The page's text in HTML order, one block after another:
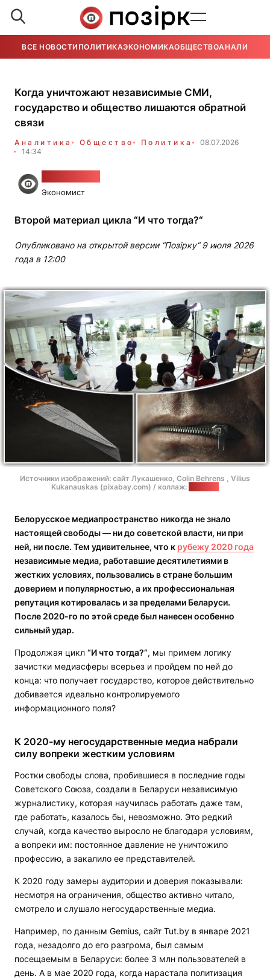
ВСЕ НОВОСТИ ПОЛИТИКАЭКОНОМИКАОБЩЕСТВОАНАЛИТИКА
Когда уничтожают независимые СМИ,
государство и общество лишаются обратной
связи
Аналитика Общество Политика
08.07.2026
14:34
Экономист
Второй материал цикла “И что тогда?“
Опубликовано на открытой версии “Позірку“ 9 июля 2026
года в 12:00
Источники изображений: сайт Лукашенко, Colin Behrens , Vilius
Kukanauskas (pixabay.com) / коллаж:
Белорусское медиапространство никогда не знало
настоящей свободы — ни до советской власти, ни при
ней, ни после. Тем удивительнее, что к рубежу 2020 года
независимые медиа, работавшие десятилетиями в
жестких условиях, пользовались в стране большим
доверием и популярностью, а их профессиональная
репутация котировалась и за пределами Беларуси.
После 2020-го по этой среде был нанесен особенно
сильный удар.
Продолжая цикл “И что тогда?“, мы примем логику
зачистки медиасферы всерьез и пройдем по ней до
конца: что получает государство, которое действительно
добивается идеально контролируемого
информационного поля?
К 2020-му негосударственные медиа набрали
силу вопреки жестким условиям
Ростки свободы слова, пробившиеся в последние годы
Советского Союза, создали в Беларуси независимую
журналистику, которая научилась работать даже там,
где работать, казалось бы, невозможно. Это редкий
случай, когда качество выросло не благодаря условиям,
а вопреки им: постоянное давление не уничтожило
профессию, а закалило ее представителей.
К 2020 году замеры аудитории и доверия показывали:
несмотря на ограничения, общество активно читало,
смотрело и слушало негосударственные медиа.
Например, по данным Gemius, сайт Tut.by в январе 2021
года, незадолго до его разгрома, был самым
посещаемым в Беларуси: более 3 млн пользователей в
день. А в мае 2020 года, когда нарастала политизация